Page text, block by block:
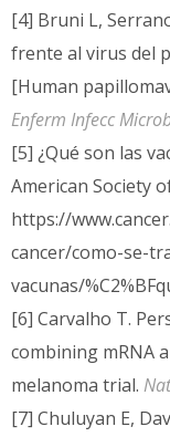
[4] Bruni L,
frente al virus del
[Human
Enferm Infecc
[5] ¿Qué son las
American Society
https://
cancer/como-se-
vacunas/
[6] Carvalho T.
combining mRNA
melanoma trial.
[7] Chuluyan E,